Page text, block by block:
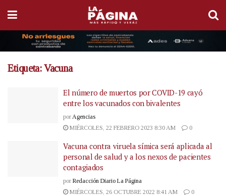
Etiqueta:Vacuna
El número de muertos por COVID-19 cayó
entre los vacunados con bivalentes
por Agencias
MIÉRCOLES, 22 FEBRERO 2023 8:30 AM
0
Vacuna contra viruela símica será aplicada al
personal de salud y a los nexos de pacientes
contagiados
por Redacción Diario La Página
MIÉRCOLES, 26 OCTUBRE 2022 8:41 AM
0